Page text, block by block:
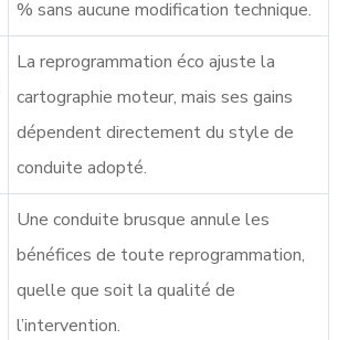
% sans aucune modification technique.
La reprogrammation éco ajuste la
cartographie moteur, mais ses gains
dépendent directement du style de
conduite adopté.
Une conduite brusque annule les
bénéfices de toute reprogrammation,
quelle que soit la qualité de
l’intervention.